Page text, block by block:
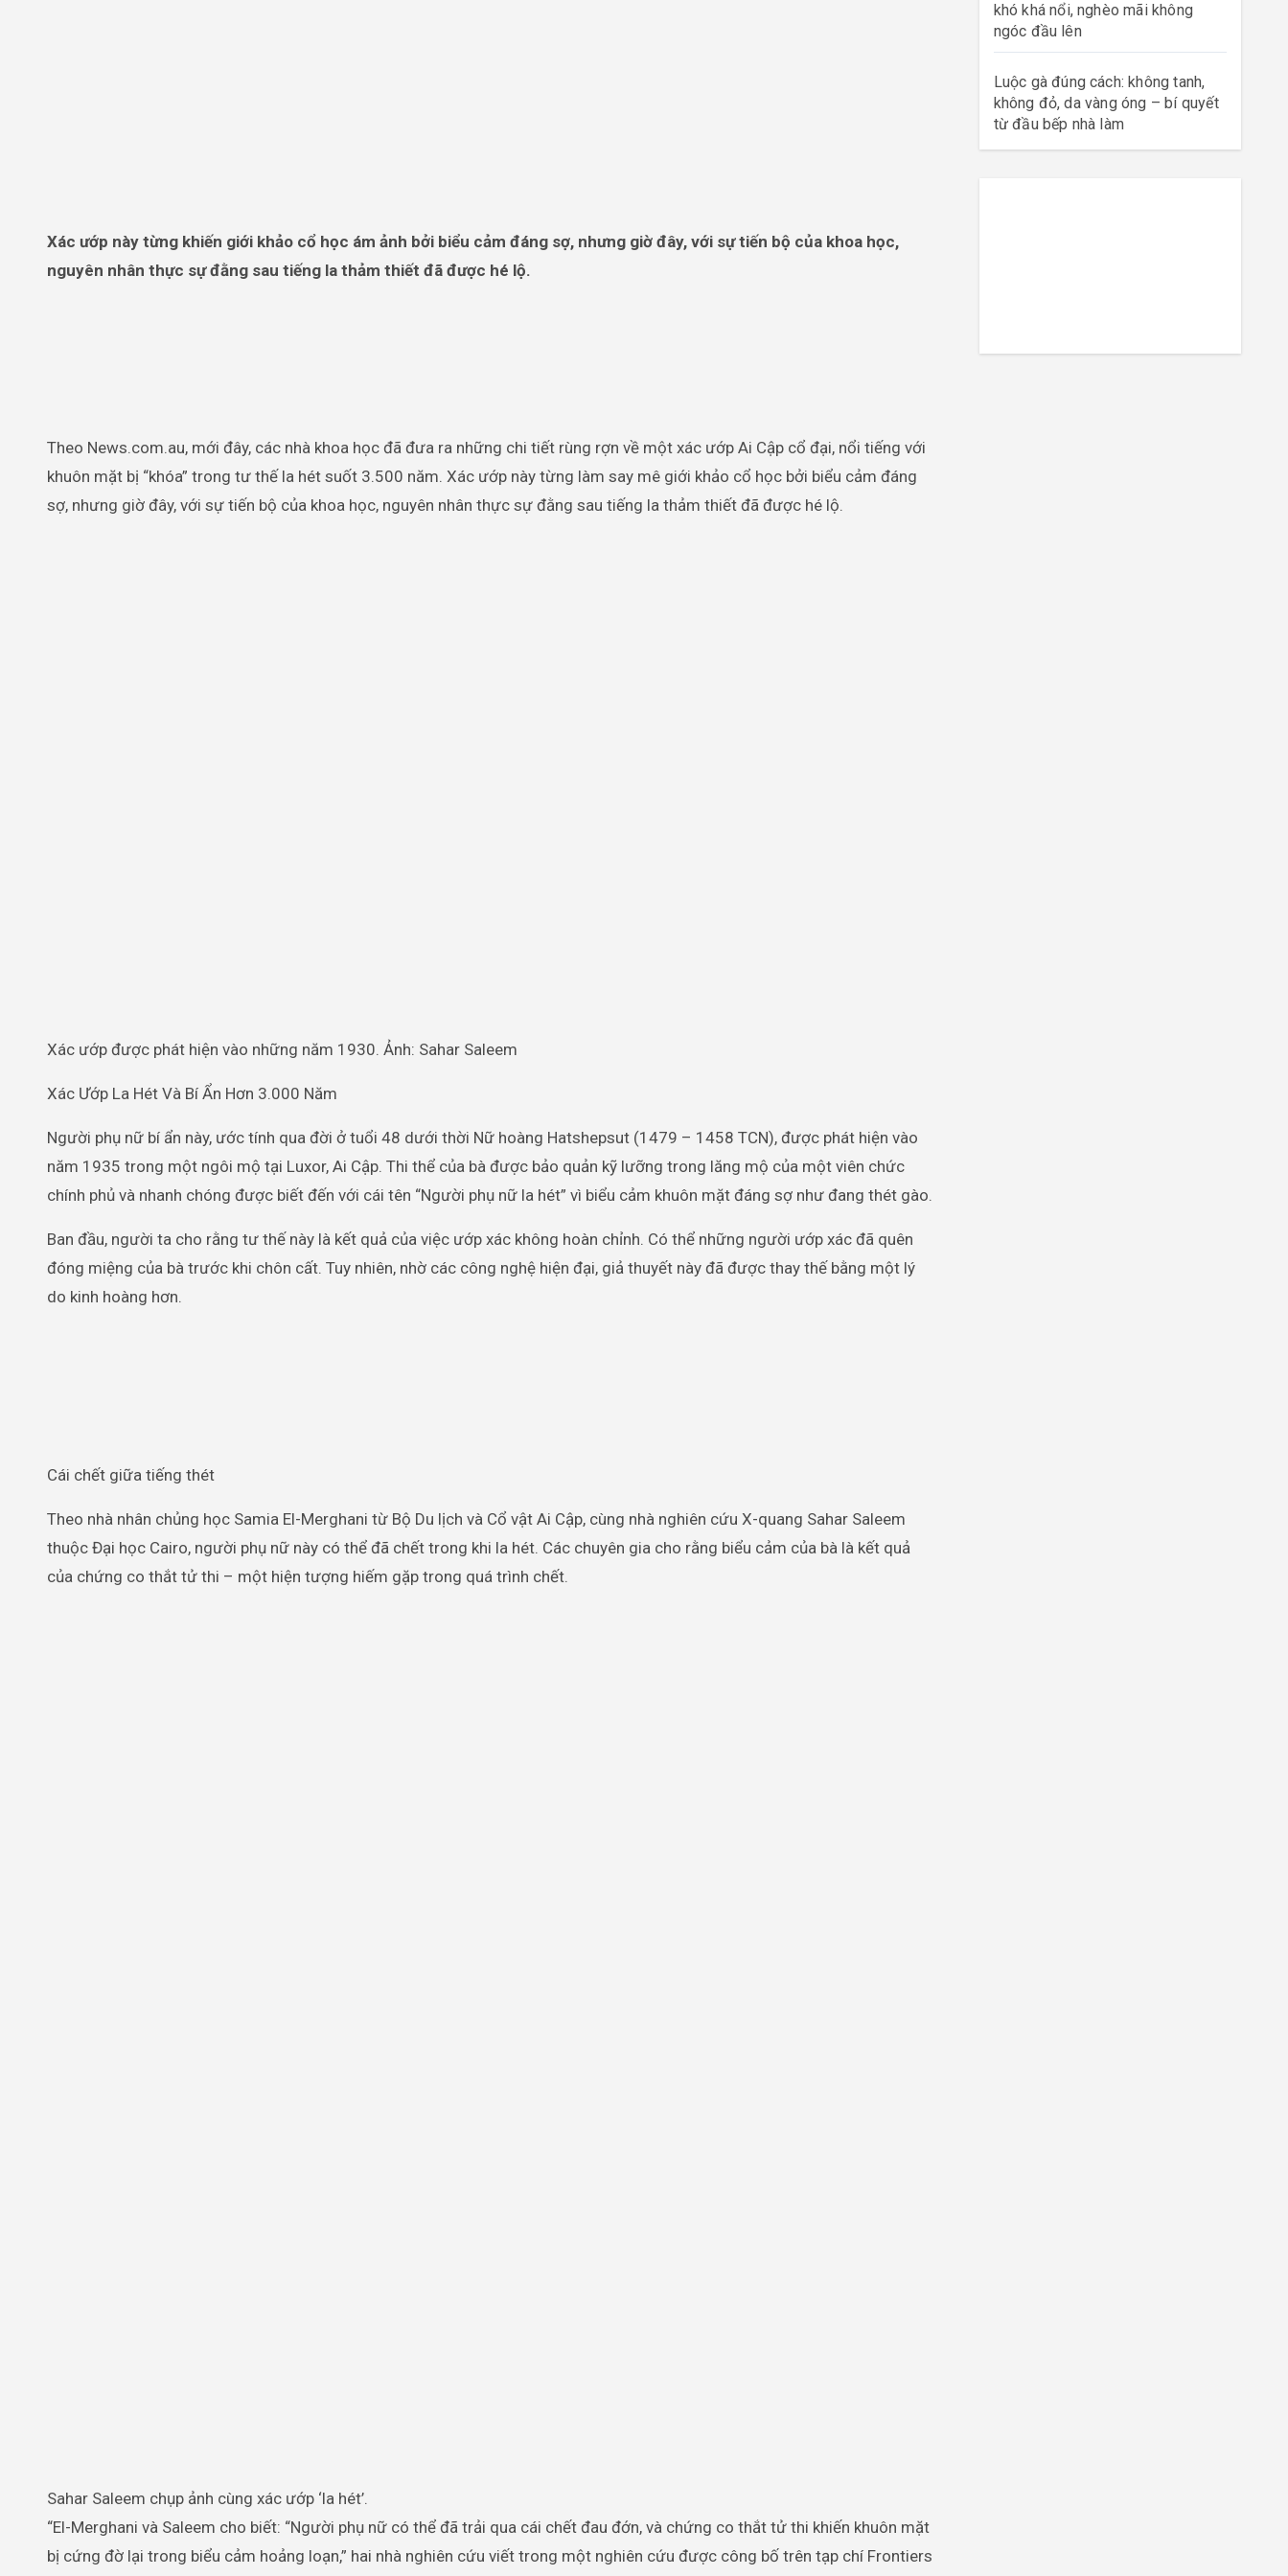
Xác ướp này từng khiến giới khảo cổ học ám ảnh bởi biểu cảm đáng sợ, nhưng giờ đây, với sự tiến bộ của khoa học,
nguyên nhân thực sự đằng sau tiếng la thảm thiết đã được hé lộ.
Theo News.com.au, mới đây, các nhà khoa học đã đưa ra những chi tiết rùng rợn về một xác ướp Ai Cập cổ đại, nổi tiếng với
khuôn mặt bị “khóa” trong tư thế la hét suốt 3.500 năm. Xác ướp này từng làm say mê giới khảo cổ học bởi biểu cảm đáng
sợ, nhưng giờ đây, với sự tiến bộ của khoa học, nguyên nhân thực sự đằng sau tiếng la thảm thiết đã được hé lộ.
Xác ướp được phát hiện vào những năm 1930. Ảnh: Sahar Saleem
Xác Ướp La Hét Và Bí Ẩn Hơn 3.000 Năm
Người phụ nữ bí ẩn này, ước tính qua đời ở tuổi 48 dưới thời Nữ hoàng Hatshepsut (1479 – 1458 TCN), được phát hiện vào
năm 1935 trong một ngôi mộ tại Luxor, Ai Cập. Thi thể của bà được bảo quản kỹ lưỡng trong lăng mộ của một viên chức
chính phủ và nhanh chóng được biết đến với cái tên “Người phụ nữ la hét” vì biểu cảm khuôn mặt đáng sợ như đang thét gào.
Ban đầu, người ta cho rằng tư thế này là kết quả của việc ướp xác không hoàn chỉnh. Có thể những người ướp xác đã quên
đóng miệng của bà trước khi chôn cất. Tuy nhiên, nhờ các công nghệ hiện đại, giả thuyết này đã được thay thế bằng một lý
do kinh hoàng hơn.
Cái chết giữa tiếng thét
Theo nhà nhân chủng học Samia El-Merghani từ Bộ Du lịch và Cổ vật Ai Cập, cùng nhà nghiên cứu X-quang Sahar Saleem
thuộc Đại học Cairo, người phụ nữ này có thể đã chết trong khi la hét. Các chuyên gia cho rằng biểu cảm của bà là kết quả
của chứng co thắt tử thi – một hiện tượng hiếm gặp trong quá trình chết.
Sahar Saleem chụp ảnh cùng xác ướp ‘la hét’.
“El-Merghani và Saleem cho biết: “Người phụ nữ có thể đã trải qua cái chết đau đớn, và chứng co thắt tử thi khiến khuôn mặt
bị cứng đờ lại trong biểu cảm hoảng loạn,” hai nhà nghiên cứu viết trong một nghiên cứu được công bố trên tạp chí Frontiers
khó khá nổi, nghèo mãi không
ngóc đầu lên
Luộc gà đúng cách: không tanh,
không đỏ, da vàng óng – bí quyết
từ đầu bếp nhà làm